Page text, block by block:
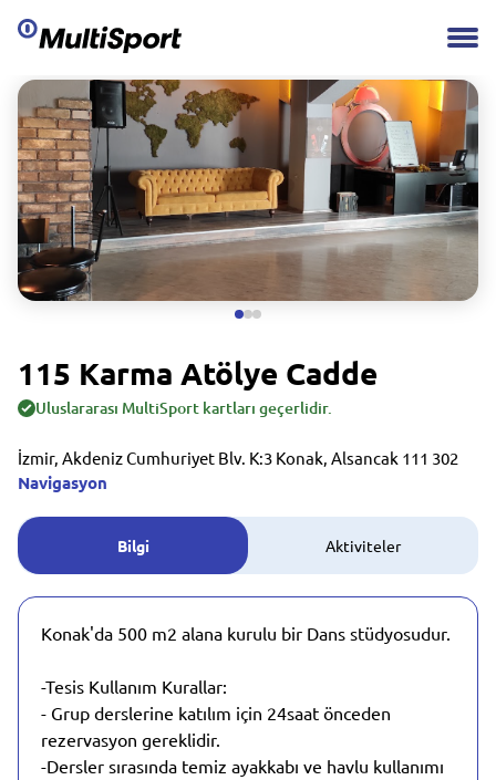
115 Karma Atölye Cadde
Uluslararası MultiSport kartları geçerlidir.
İzmir, Akdeniz Cumhuriyet Blv. K:3 Konak, Alsancak 111 302
Navigasyon
Bilgi Aktiviteler
Konak'da 500 m2 alana kurulu bir Dans stüdyosudur.
-Tesis Kullanım Kurallar:
- Grup derslerine katılım için 24saat önceden
rezervasyon gereklidir.
-Dersler sırasında temiz ayakkabı ve havlu kullanımı